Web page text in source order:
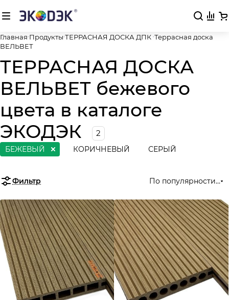
Главная Продукты ТЕРРАСНАЯ ДОСКА ДПК Террасная доска
ВЕЛЬВЕТ
ТЕРРАСНАЯ ДОСКА
ВЕЛЬВЕТ бежевого
цвета в каталоге
ЭКОДЭК
2
КОРИЧНЕВЫЙ СЕРЫЙ
БЕЖЕВЫЙ
Фильтр По популярности